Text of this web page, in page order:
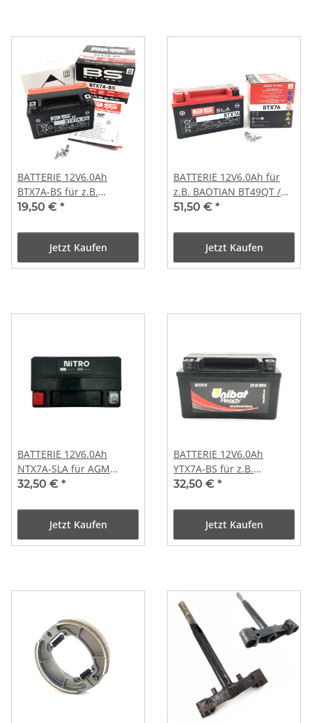
BATTERIE 12V6.0Ah
BTX7A-BS für z.B.
BAOTIAN BENZHOU REX
ATV
19,50 € *
Jetzt Kaufen
BATTERIE 12V6.0Ah für
z.B. BAOTIAN BT49QT /
BT125T GY6
51,50 € *
Jetzt Kaufen
BATTERIE 12V6.0Ah
NTX7A-SLA für AGM
BAOTIAN BENZHOU REX
32,50 € *
Jetzt Kaufen
BATTERIE 12V6.0Ah
YTX7A-BS für z.B.
BAOTIAN BT49QT /
32,50 € *
Jetzt Kaufen